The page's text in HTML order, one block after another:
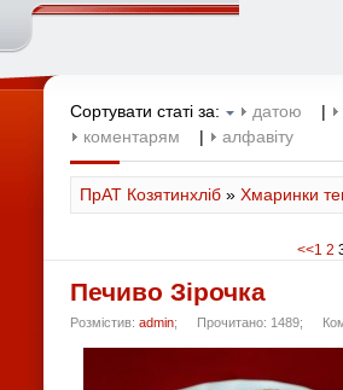
Сортувати статі за: датою
|
коментарям
| алфавіту
ПрАТ Козятинхліб » Хмаринки
<<1 2
Печиво Зірочка
Розмістив: admin; Прочитано: 1489;